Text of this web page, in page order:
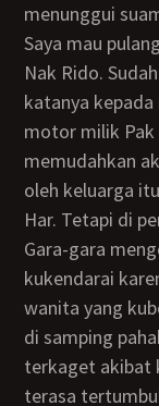
menunggui
Saya mau pulang dulu sebentar untuk mandi diantar
Nak Rido.
katanya kepada
motor milik Pak
memudahkan
oleh keluarga
Har. Tetapi di
Gara-gara mengerem mendadak motor yang
kukendarai
wanita yang
di samping
terkaget akibat
terasa